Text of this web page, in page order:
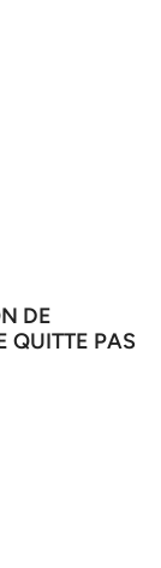
DE
QUITTE PAS